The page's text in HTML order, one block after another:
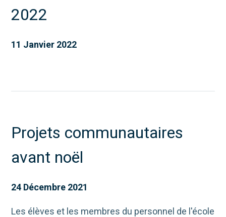
2022
11 Janvier 2022
Projets communautaires
avant noël
24 Décembre 2021
Les élèves et les membres du personnel de l'école